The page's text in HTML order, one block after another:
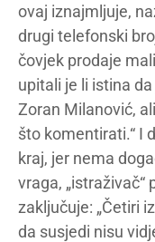
ovaj iznajmljuje,
drugi telefonski
čovjek prodaje
upitali je li istina
Zoran Milanović,
što komentirati.“ I
kraj, jer nema
vraga, „istraživač“
zaključuje: „Četiri
da susjedi nisu